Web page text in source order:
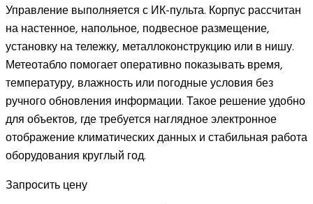
Управление выполняется с ИК-пульта. Корпус рассчитан
на настенное, напольное, подвесное размещение,
установку на тележку, металлоконструкцию или в нишу.
Метеотабло помогает оперативно показывать время,
температуру, влажность или погодные условия без
ручного обновления информации. Такое решение удобно
для объектов, где требуется наглядное электронное
отображение климатических данных и стабильная работа
оборудования круглый год.
Запросить цену